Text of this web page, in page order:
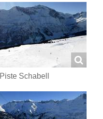
Piste Schabell